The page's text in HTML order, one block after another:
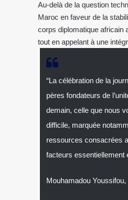
Au-delà de la question
Maroc en faveur de la
corps diplomatique africain
tout en appelant à une
“La célébration de la
pères fondateurs de
demain, celle que nous
difficile, marquée
ressources consacrées
facteurs essentiellement
Mouhamadou